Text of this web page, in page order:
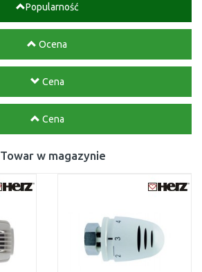
Popularność
Ocena
Cena
Cena
Towar w magazynie